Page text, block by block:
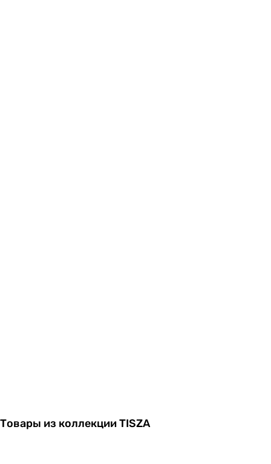
Товары из коллекции TISZA